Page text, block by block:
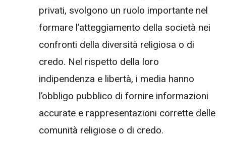
privati, svolgono un ruolo importante nel
formare l’atteggiamento della società nei
confronti della diversità religiosa o di
credo. Nel rispetto della loro
indipendenza e libertà, i media hanno
l’obbligo pubblico di fornire informazioni
accurate e rappresentazioni corrette delle
comunità religiose o di credo.